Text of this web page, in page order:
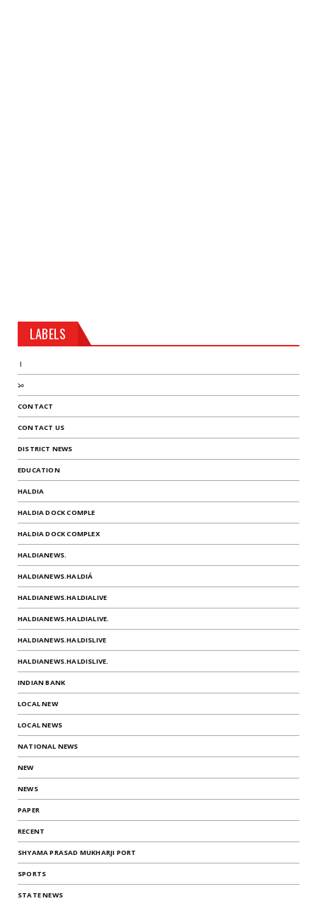
LABELS
।
১০
CONTACT
CONTACT US
DISTRICT NEWS
EDUCATION
HALDIA
HALDIA DOCK COMPLE
HALDIA DOCK COMPLEX
HALDIANEWS.
HALDIANEWS.HALDIÁ
HALDIANEWS.HALDIALIVE
HALDIANEWS.HALDIALIVE.
HALDIANEWS.HALDISLIVE
HALDIANEWS.HALDISLIVE.
INDIAN BANK
LOCAL NEW
LOCAL NEWS
NATIONAL NEWS
NEW
NEWS
PAPER
RECENT
SHYAMA PRASAD MUKHARJI PORT
SPORTS
STATE NEWS